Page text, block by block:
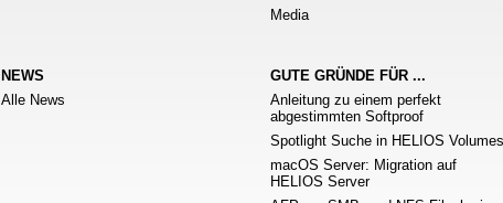
Media
NEWS
Alle News
GUTE GRÜNDE FÜR ...
Anleitung zu einem perfekt
abgestimmten Softproof
Spotlight Suche in HELIOS Volumes
macOS Server: Migration auf
HELIOS Server